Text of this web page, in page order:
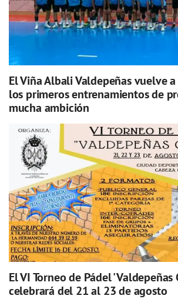
El Viña Albali Valdepeñas vuelve
los primeros entrenamientos de
mucha ambición
El VI Torneo de Pádel 'Valdepeñas
celebrará del 21 al 23 de agosto